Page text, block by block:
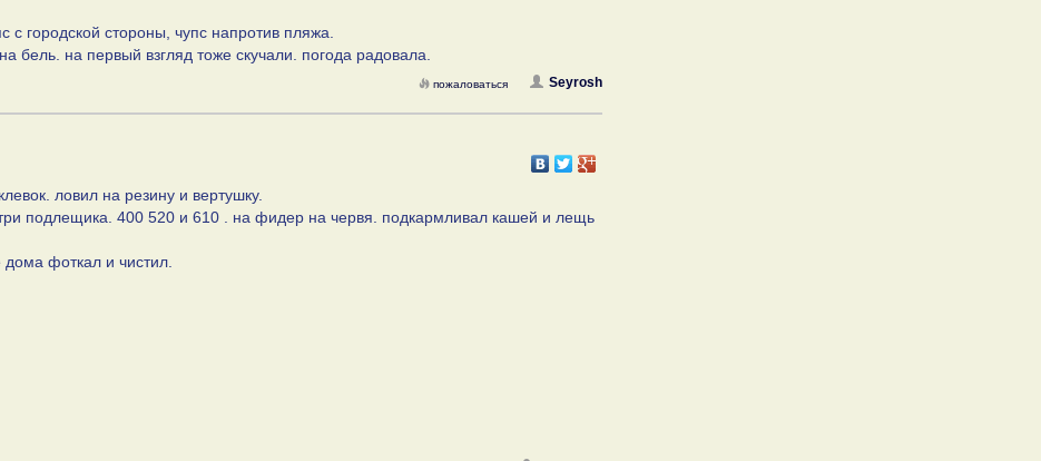
городской стороны, чупс напротив пляжа.
бель. на первый взгляд тоже скучали. погода радовала.
Seyrosh
пожаловаться
ловил на резину и вертушку.
подлещика. 400 520 и 610 . на фидер на червя. подкармливал кашей и лещь
фоткал и чистил.